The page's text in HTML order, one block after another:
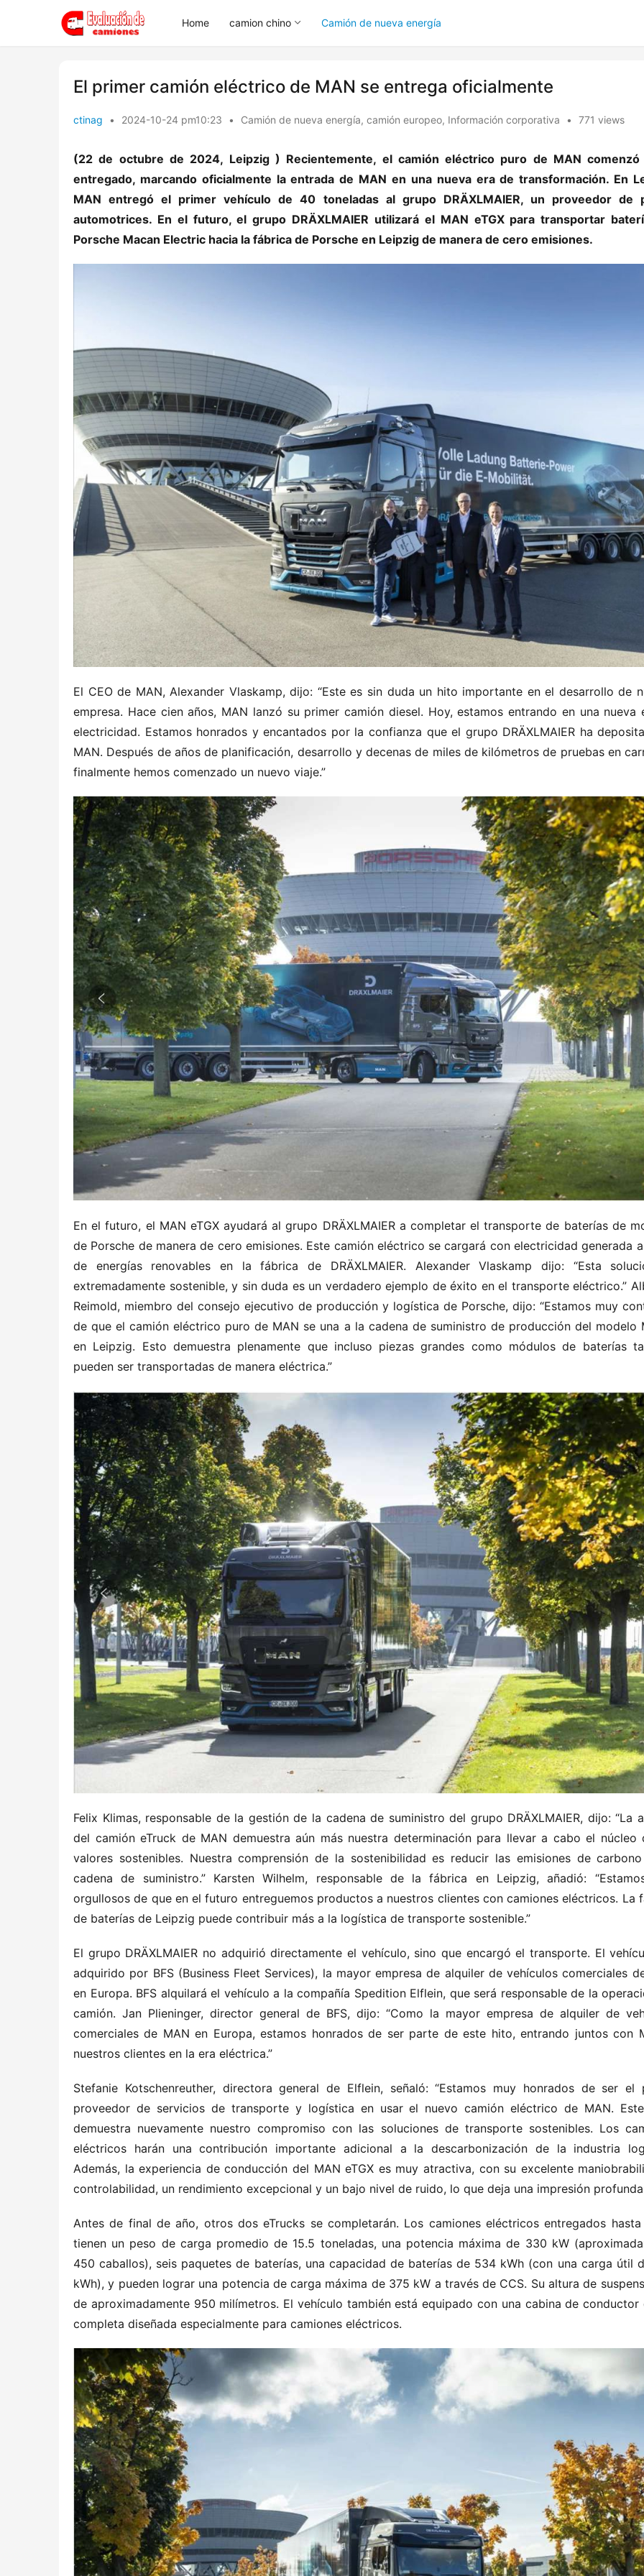
Home camion chino Camión de nueva energía
El primer camión eléctrico de MAN se entrega oficialmente
ctinag • 2024-10-24 pm10:23 • Camión de nueva energía, camión europeo, Información corporativa • 771 views
(22 de octubre de 2024, Leipzig ) Recientemente, el camión eléctrico puro de MAN
entregado, marcando oficialmente la entrada de MAN en una nueva era de transformación. En
MAN entregó el primer vehículo de 40 toneladas al grupo DRÄXLMAIER, un proveedor de
automotrices. En el futuro, el grupo DRÄXLMAIER utilizará el MAN eTGX para transportar
Porsche Macan Electric hacia la fábrica de Porsche en Leipzig de manera de cero emisiones.
El CEO de MAN, Alexander Vlaskamp, dijo: “Este es sin duda un hito importante en el desarrollo de
empresa. Hace cien años, MAN lanzó su primer camión diesel. Hoy, estamos entrando en una nueva
electricidad. Estamos honrados y encantados por la confianza que el grupo DRÄXLMAIER ha
MAN. Después de años de planificación, desarrollo y decenas de miles de kilómetros de pruebas en
finalmente hemos comenzado un nuevo viaje.”
En el futuro, el MAN eTGX ayudará al grupo DRÄXLMAIER a completar el transporte de baterías de
de Porsche de manera de cero emisiones. Este camión eléctrico se cargará con electricidad generada
de energías renovables en la fábrica de DRÄXLMAIER. Alexander Vlaskamp dijo: “Esta
extremadamente sostenible, y sin duda es un verdadero ejemplo de éxito en el transporte eléctrico.”
Reimold, miembro del consejo ejecutivo de producción y logística de Porsche, dijo: “Estamos muy
de que el camión eléctrico puro de MAN se una a la cadena de suministro de producción del modelo
en Leipzig. Esto demuestra plenamente que incluso piezas grandes como módulos de baterías
pueden ser transportadas de manera eléctrica.”
Felix Klimas, responsable de la gestión de la cadena de suministro del grupo DRÄXLMAIER, dijo: “La
del camión eTruck de MAN demuestra aún más nuestra determinación para llevar a cabo el núcleo
valores sostenibles. Nuestra comprensión de la sostenibilidad es reducir las emisiones de
cadena de suministro.” Karsten Wilhelm, responsable de la fábrica en Leipzig, añadió:
orgullosos de que en el futuro entreguemos productos a nuestros clientes con camiones eléctricos. La
de baterías de Leipzig puede contribuir más a la logística de transporte sostenible.”
El grupo DRÄXLMAIER no adquirió directamente el vehículo, sino que encargó el transporte. El
adquirido por BFS (Business Fleet Services), la mayor empresa de alquiler de vehículos comerciales
en Europa. BFS alquilará el vehículo a la compañía Spedition Elflein, que será responsable de la
camión. Jan Plieninger, director general de BFS, dijo: “Como la mayor empresa de alquiler de
comerciales de MAN en Europa, estamos honrados de ser parte de este hito, entrando juntos con
nuestros clientes en la era eléctrica.”
Stefanie Kotschenreuther, directora general de Elflein, señaló: “Estamos muy honrados de ser el
proveedor de servicios de transporte y logística en usar el nuevo camión eléctrico de MAN.
demuestra nuevamente nuestro compromiso con las soluciones de transporte sostenibles. Los
eléctricos harán una contribución importante adicional a la descarbonización de la industria
Además, la experiencia de conducción del MAN eTGX es muy atractiva, con su excelente
controlabilidad, un rendimiento excepcional y un bajo nivel de ruido, lo que deja una impresión
Antes de final de año, otros dos eTrucks se completarán. Los camiones eléctricos entregados hasta
tienen un peso de carga promedio de 15.5 toneladas, una potencia máxima de 330 kW
450 caballos), seis paquetes de baterías, una capacidad de baterías de 534 kWh (con una carga útil
kWh), y pueden lograr una potencia de carga máxima de 375 kW a través de CCS. Su altura de
de aproximadamente 950 milímetros. El vehículo también está equipado con una cabina de conductor
completa diseñada especialmente para camiones eléctricos.